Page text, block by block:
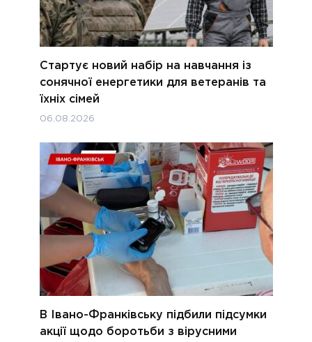
Стартує новий набір на навчання із
сонячної енергетики для ветеранів та
їхніх сімей
06.08.2026
В Івано-Франківську підбили підсумки
акції щодо боротьби з вірусними